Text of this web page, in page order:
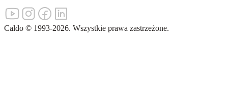
Caldo © 1993-2026. Wszystkie prawa zastrzeżone.